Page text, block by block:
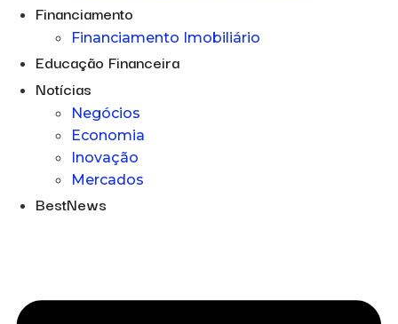
Financiamento
Financiamento Imobiliário
Educação Financeira
Notícias
Negócios
Economia
Inovação
Mercados
BestNews